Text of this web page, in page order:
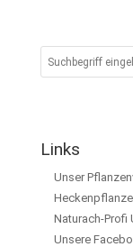
Links
Unser
Naturach-Profi
Unsere